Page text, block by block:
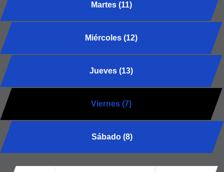
Martes (11)
Miércoles (12)
Jueves (13)
Viernes (7)
Sábado (8)